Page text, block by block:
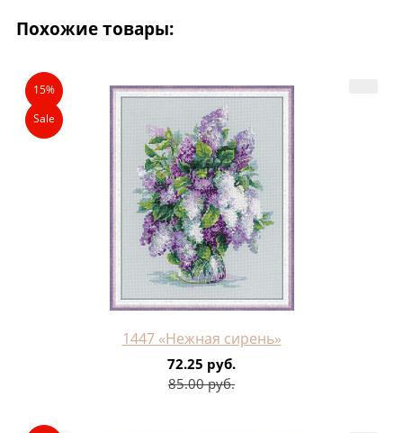
Похожие товары:
15%
Sale
1447 «Нежная сирень»
72.25 руб.
85.00 руб.